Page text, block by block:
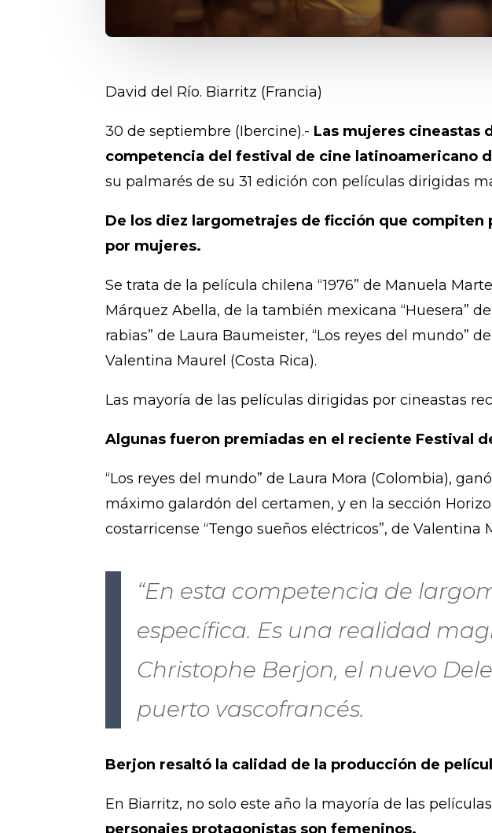
David del Río. Biarritz (Francia)
30 de septiembre (Ibercine).- Las mujeres cineastas
competencia del festival de cine latinoamericano
su palmarés de su 31 edición con películas dirigidas
De los diez largometrajes de ficción que
por mujeres.
Se trata de la película chilena “1976” de Manuela
Márquez Abella, de la también mexicana “Huesera”
rabias” de Laura Baumeister, “Los reyes del mundo”
Valentina Maurel (Costa Rica).
Las mayoría de las películas dirigidas por cineastas
Algunas fueron premiadas en el reciente Festival
“Los reyes del mundo” de Laura Mora (Colombia),
máximo galardón del certamen, y en la sección
costarricense “Tengo sueños eléctricos”, de Valentina
“En esta competencia de
específica. Es una realidad
Christophe Berjon, el nuevo
puerto vascofrancés.
Berjon resaltó la calidad de la producción de
En Biarritz, no solo este año la mayoría de las
personajes protagonistas son femeninos.